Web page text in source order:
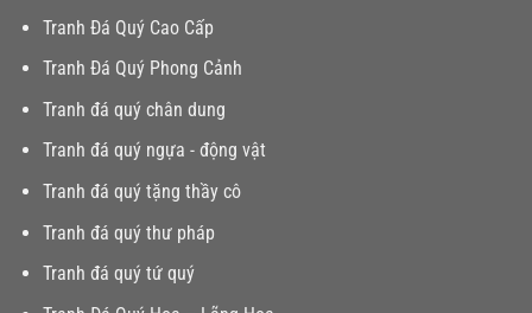
Tranh Đá Quý Cao Cấp
Tranh Đá Quý Phong Cảnh
Tranh đá quý chân dung
Tranh đá quý ngựa - động vật
Tranh đá quý tặng thầy cô
Tranh đá quý thư pháp
Tranh đá quý tứ quý